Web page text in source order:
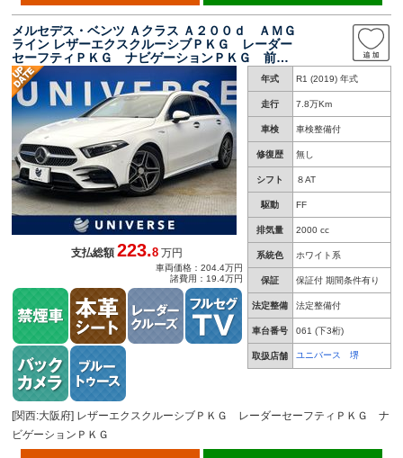
メルセデス・ベンツ Ａクラス Ａ２００ｄ ＡＭＧ
ライン レザーエクスクルーシブＰＫＧ レーダー
セーフティＰＫＧ ナビゲーションＰＫＧ 前席
シートヒーター 前席パワーシート オートハイ
ビーム マルチビームＬＥＤヘッドライト 地デ
ジＴＶ 禁煙車
年式 R1 (2019) 年式
走行 7.8万Km
車検 車検整備付
修復歴 無し
シフト ８AT
駆動 FF
排気量 2000 cc
系統色 ホワイト系
保証 保証付 期間条件有り
法定整備 法定整備付
車台番号 061 (下3桁)
取扱店舗 ユニバース 堺
支払総額223.8 万円
車両価格：204.4万円
諸費用：19.4万円
[関西:大阪府] レザーエクスクルーシブＰＫＧ レーダーセーフティＰＫＧ ナ
ビゲーションＰＫＧ